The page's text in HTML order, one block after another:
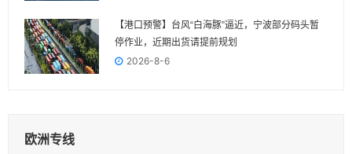
【港口预警】台风“白海豚”逼近，宁波部分码头暂
停作业，近期出货请提前规划
2026-8-6
欧洲专线